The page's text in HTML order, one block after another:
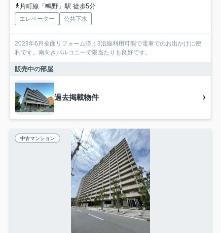
片町線「鴫野」駅 徒歩5分
エレベーター 公共下水
2023年6月全面リフォーム済！3沿線利用可能で電車でのお出かけに便
利です。南向きバルコニーで陽当たりも良好です。
販売中の部屋
過去掲載物件
中古マンション